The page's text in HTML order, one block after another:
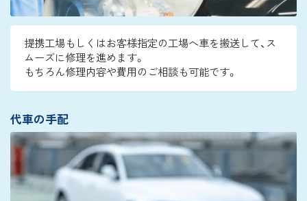
提携工場もしくはお客様指定の工場へ車を搬送して、ス
ムーズに修理を進めます。
もちろん修理内容や費用のご相談も可能です。
代車の手配